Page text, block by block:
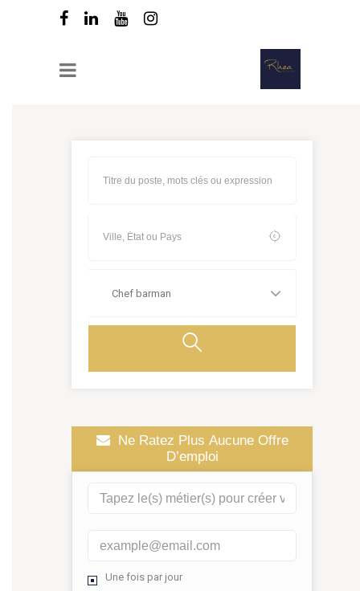
Chef barman
Ne Ratez Plus Aucune Offre
D’emploi
Une fois par jour